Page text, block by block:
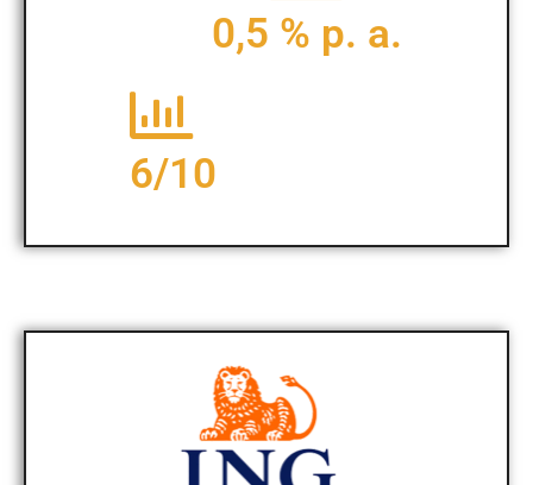
0,5 % p. a.
6/10